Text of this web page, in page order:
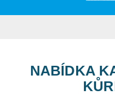
NABÍDKA